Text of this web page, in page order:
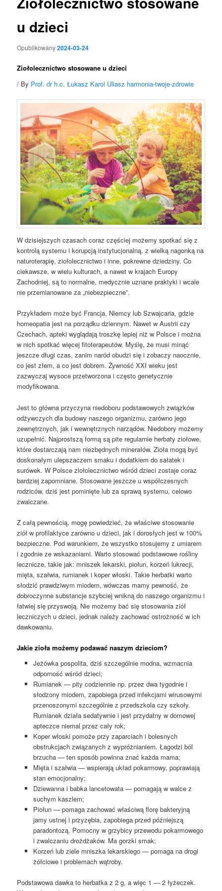
u dzieci
Opublikowany2024-03-24
Ziołolecznictwo stosowane u dzieci
/ By Prof. dr h.c. Łukasz Karol Uliasz harmonia-twoje-zdrowie
W dzisiejszych czasach coraz częściej możemy spotkać się z
kontrolą systemu i korupcją instytucjonalną, z wielką nagonką na
naturoterapię, ziołolecznictwo i inne, pokrewne dziedziny. Co
ciekawsze, w wielu kulturach, a nawet w krajach Europy
Zachodniej, są to normalne, medycznie uznane praktyki i wcale
nie przemianowane za „niebezpieczne”.
Przykładem może być Francja, Niemcy lub Szwajcaria, gdzie
homeopatia jest na porządku dziennym. Nawet w Austrii czy
Czechach, apteki wyglądają troszkę lepiej niż w Polsce i można
w nich spotkać więcej fitoterapeutów. Myślę, że musi minąć
jeszcze długi czas, zanim naród obudzi się i zobaczy naocznie,
co jest złem, a co jest dobrem. Żywność XXI wieku jest
zazwyczaj wysoce przetworzona i często genetycznie
modyfikowana.
Jest to główna przyczyna niedoboru podstawowych związków
odżywczych dla budowy naszego organizmu, zarówno jego
zewnętrznych, jak i wewnętrznych narządów. Niedobory możemy
uzupełnić. Najprostszą formą są pite regularnie herbaty ziołowe,
które dostarczają nam niezbędnych minerałów. Zioła mogą być
doskonałym ulepszaczem smaku i dodatkiem do sałatek i
surówek. W Polsce ziołolecznictwo wśród dzieci zostaje coraz
bardziej zapomniane. Stosowane jeszcze u współczesnych
rodziców, dziś jest pominięte lub za sprawą systemu, celowo
zwalczane.
Z całą pewnością, mogę powiedzieć, że właściwe stosowanie
ziół w profilaktyce zarówno u dzieci, jak i dorosłych jest w 100%
bezpieczne. Pod warunkiem, że wszystko stosujemy z umiarem
i zgodnie ze wskazaniami. Warto stosować podstawowe rośliny
lecznicze, takie jak: mniszek lekarski, piołun, korzeń lukrecji,
mięta, szałwia, rumianek i koper włoski. Takie herbatki warto
słodzić prawdziwym miodem, wówczas mamy pewność, że
dobroczynne substancje szybciej wnikną do naszego organizmu i
łatwiej się przyswoją. Nie możemy bać się stosowania ziół
leczniczych u dzieci, jednak należy zachować ostrożność w ich
dawkowaniu.
Jakie zioła możemy podawać naszym dzieciom?
Jeżówka pospolita, dziś szczególnie modna, wzmacnia
odporność wśród dzieci;
Rumianek — pity codziennie np. przez dwa tygodnie i
słodzony miodem, zapobiega przed infekcjami wirusowymi
przenoszonymi szczególnie z przedszkola czy szkoły.
Rumianek działa sedatywnie i jest przydatny w domowej
apteczce niemal przez cały rok;
Koper włoski pomoże przy zaparciach i bolesnych
obstrukcjach związanych z wypróżnianiem. Łagodzi ból
brzucha — ten sposób powinna znać każda mama;
Mięta i szałwia — wspierają układ pokarmowy, poprawiają
stan emocjonalny;
Dziewanna i babka lancetowata — pomagają w walce z
suchym kaszlem;
Piołun — pomaga zachować właściwą florę bakteryjną
jamy ustnej i przyzębia, zapobiega przed późniejszą
paradontozą. Pomocny w grzybicy przewodu pokarmowego
i zwalczaniu drożdżaków. Ma gorzki smak;
Korzeń lub ziele mniszka lekarskiego — pomaga na drogi
żółciowe i problemach wątroby.
Podstawowa dawka to herbatka z 2 g, a więc 1 — 2 łyżeczek.